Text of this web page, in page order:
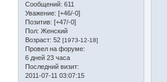
Сообщений: 611
Уважение: [+46/-0]
Позитив: [+47/-0]
Пол: Женский
Возраст: 52 [1973-12-18]
Провел на форуме:
6 дней 23 часа
Последний визит:
2011-07-11 03:07:15